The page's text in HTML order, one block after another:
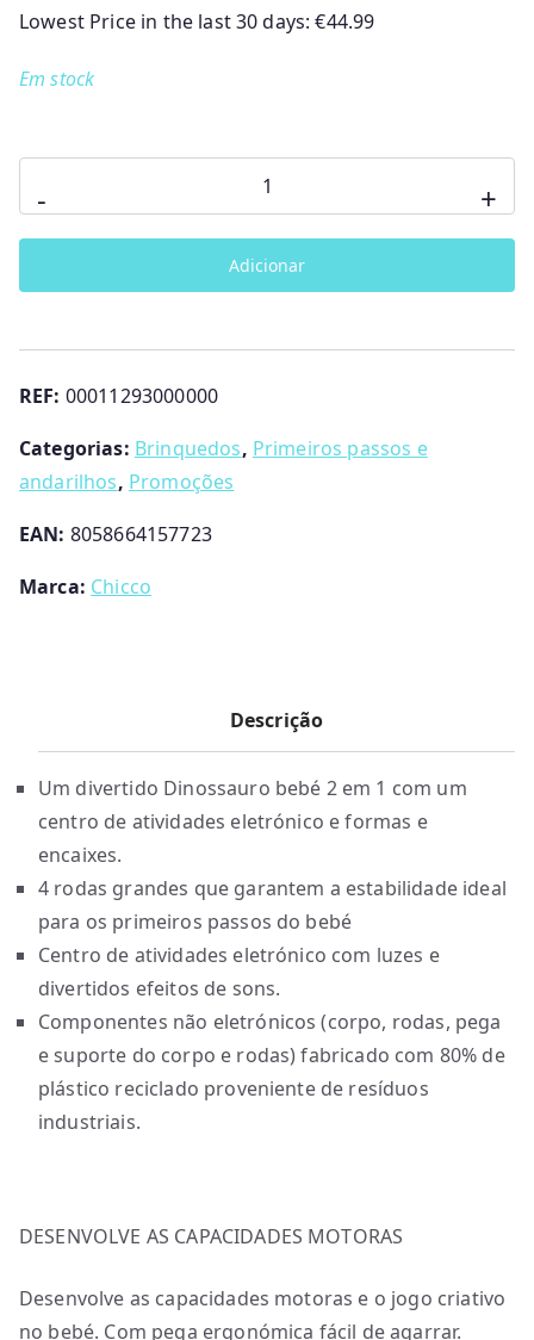
Lowest Price in the last 30 days:€44.99
Em stock
-
de
Primeiros
+
Adicionar
REF: 00011293000000
Categorias: Brinquedos, Primeiros passos e
andarilhos, Promoções
EAN: 8058664157723
Marca: Chicco
Descrição
Um divertido Dinossauro bebé 2 em 1 com um
centro de atividades eletrónico e formas e
encaixes.
4 rodas grandes que garantem a estabilidade ideal
para os primeiros passos do bebé
Centro de atividades eletrónico com luzes e
divertidos efeitos de sons.
Componentes não eletrónicos (corpo, rodas, pega
e suporte do corpo e rodas) fabricado com 80% de
plástico reciclado proveniente de resíduos
industriais.
DESENVOLVE AS CAPACIDADES MOTORAS
Desenvolve as capacidades motoras e o jogo criativo
no bebé. Com pega ergonómica fácil de agarrar.